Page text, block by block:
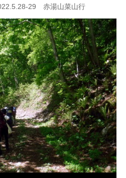
29 赤湯山菜山行